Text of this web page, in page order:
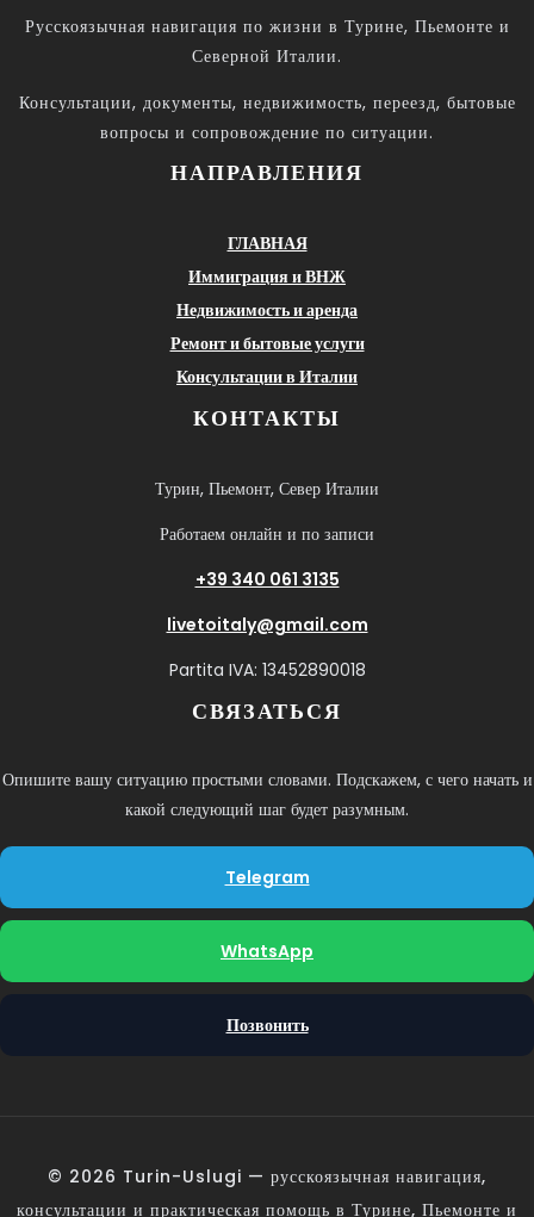
Русскоязычная навигация по жизни в Турине, Пьемонте и
Северной Италии.
Консультации, документы, недвижимость, переезд, бытовые
вопросы и сопровождение по ситуации.
НАПРАВЛЕНИЯ
ГЛАВНАЯ
Иммиграция и ВНЖ
Недвижимость и аренда
Ремонт и бытовые услуги
Консультации в Италии
КОНТАКТЫ
Турин, Пьемонт, Север Италии
Работаем онлайн и по записи
+39 340 061 3135
livetoitaly@gmail.com
Partita IVA: 13452890018
СВЯЗАТЬСЯ
Опишите вашу ситуацию простыми словами. Подскажем, с чего начать и
какой следующий шаг будет разумным.
Telegram
WhatsApp
Позвонить
© 2026 Turin-Uslugi — русскоязычная навигация,
консультации и практическая помощь в Турине, Пьемонте и